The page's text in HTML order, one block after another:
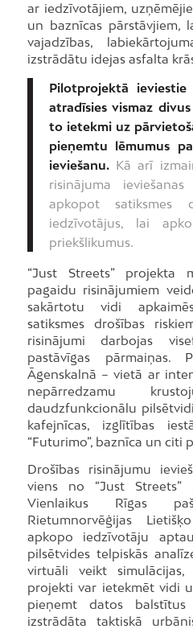
ar iedzīvotājiem,
un baznīcas pārstāvjiem,
vajadzības,
izstrādātu idejas asfalta
Pilotprojektā
atradīsies vismaz
to ietekmi uz
pieņemtu lēmumus
ieviešanu.Kā arī
risinājuma
apkopot satiksmes
iedzīvotājus, lai
priekšlikumus.
“Just Streets” projekta
pagaidu risinājumiem
sakārtotu vidi
satiksmes drošības
risinājumi darbojas
pastāvīgas pārmaiņas.
Āgenskalnā – vietā ar
nepārredzamu
daudzfunkcionālu
kafejnīcas, izglītības
“Futurimo”, baznīca un citi
Drošības risinājumu
viens no “Just Streets”
Vienlaikus Rīgas
Rietumnorvēģijas
apkopo iedzīvotāju
pilsētvides telpiskās
virtuāli veikt
projekti var ietekmēt vidi
pieņemt datos
izstrādāta taktiskā